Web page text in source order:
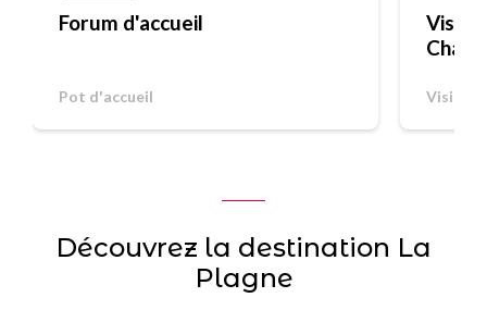
Forum d'accueil
Pot d'accueil
Visite
Visite
Découvrez la destination La
Plagne